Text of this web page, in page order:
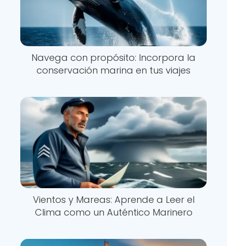
Navega con propósito: Incorpora la
conservación marina en tus viajes
Vientos y Mareas: Aprende a Leer el
Clima como un Auténtico Marinero